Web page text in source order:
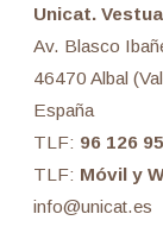
Unicat.
Av. Blasco
46470 Albal
España
TLF: 96 126
TLF: Móvil y
info@unicat.es